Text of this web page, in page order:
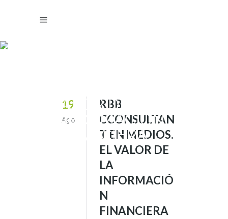
VALOR DE LA
INFORMACIÓN
FINANCIERA
19
Ago
RBB
CCONSULTAN
T EN MEDIOS.
EL VALOR DE
LA
INFORMACIÓ
N
FINANCIERA